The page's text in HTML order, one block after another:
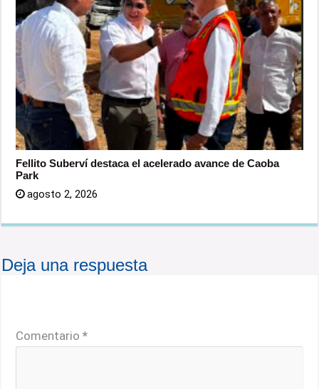
Fellito Suberví destaca el acelerado avance de Caoba
Park
agosto 2, 2026
Deja una respuesta
Comentario*